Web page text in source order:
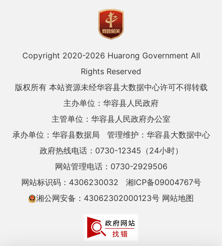
Copyright 2020-2026 Huarong Government All
Rights Reserved
版权所有 本站资源未经华容县大数据中心许可不得转载
主办单位：华容县人民政府
主管单位：华容县人民政府办公室
承办单位：华容县数据局
管理维护：华容县大数据中心
政府热线电话：0730-12345（24小时）
网站管理电话：0730-2929506
网站标识码：4306230032
湘ICP备09004767号
湘公网安备：43062302000123号 网站地图